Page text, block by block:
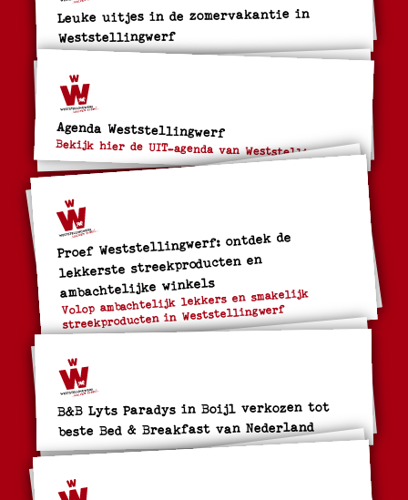
Leuke uitjes in de zomervakantie in
Weststellingwerf
Agenda Weststellingwerf
Bekijk hier de UIT-agenda van Weststellingwerf
Proef Weststellingwerf: ontdek de
lekkerste streekproducten en
ambachtelijke winkels
Volop ambachtelijk lekkers en smakelijk
streekproducten in Weststellingwerf
B&B Lyts Paradys in Boijl verkozen tot
beste Bed & Breakfast van Nederland